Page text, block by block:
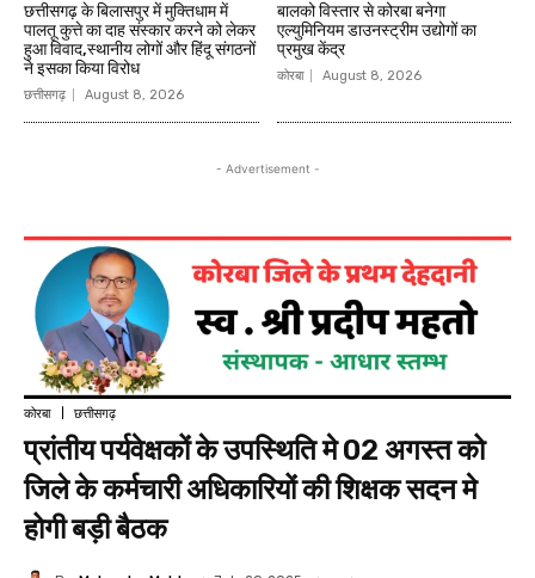
छत्तीसगढ़ के बिलासपुर में मुक्तिधाम में
पालतू कुत्ते का दाह संस्कार करने को लेकर
हुआ विवाद,स्थानीय लोगों और हिंदू संगठनों
ने इसका किया विरोध
छत्तीसगढ़ August 8, 2026
बालको विस्तार से कोरबा बनेगा
एल्युमिनियम डाउनस्ट्रीम उद्योगों का
प्रमुख केंद्र
कोरबा August 8, 2026
- Advertisement -